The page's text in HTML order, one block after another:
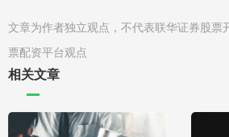
文章为作者独立观点，不代表联华证券股票
票配资平台观点
相关文章